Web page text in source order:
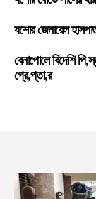
যশোর জেনারেল
বেনাপোলে বিদেশি
গ্রে,প্তা,র